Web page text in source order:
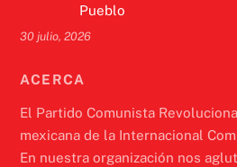
Pueblo
30 julio, 2026
ACERCA
El Partido Comunista
mexicana de la Internacional
En nuestra organización nos